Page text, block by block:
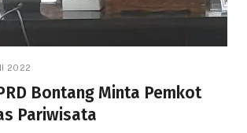
2022
Bontang Minta Pemkot
Pariwisata